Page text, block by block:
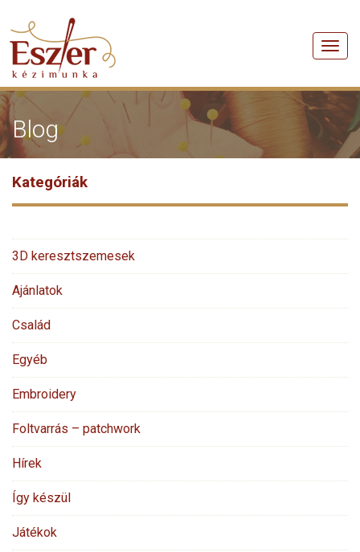
Menü
Blog
Kategóriák
3D keresztszemesek
Ajánlatok
Család
Egyéb
Embroidery
Foltvarrás – patchwork
Hírek
Így készül
Játékok